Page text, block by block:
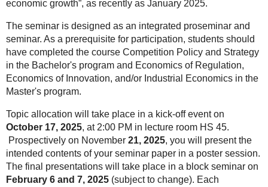
economic growth”, as recently as January 2025.
The seminar is designed as an integrated proseminar and
seminar. As a prerequisite for participation, students should
have completed the course Competition Policy and Strategy
in the Bachelor's program and Economics of Regulation,
Economics of Innovation, and/or Industrial Economics in the
Master's program.
Topic allocation will take place in a kick-off event on
October 17, 2025, at 2:00 PM in lecture room HS 45.
Prospectively on November 21, 2025, you will present the
intended contents of your seminar paper in a poster session.
The final presentations will take place in a block seminar on
February 6 and 7, 2025(subject to change). Each